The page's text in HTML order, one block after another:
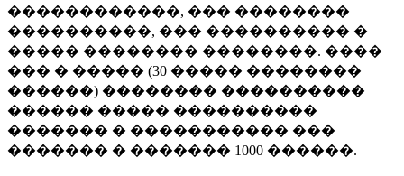
������������, ��� ��������
����������, ��� ���������� �
����� �������� ��������. ����
��� � ����� (30 ����� ��������
������) �������� ����������
������ ����� ����������
������� � ����������� ���
������� � ������� 1000 ������.